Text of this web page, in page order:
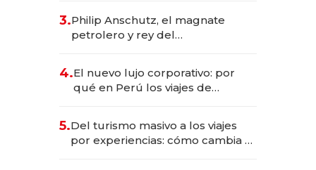
las marcas "fast premium"
3.Philip Anschutz, el magnate
petrolero y rey del
Fénix
4.El nuevo lujo corporativo: por
qué en Perú los viajes de
transformadoras
5.Del turismo masivo a los viajes
por experiencias: cómo cambia el